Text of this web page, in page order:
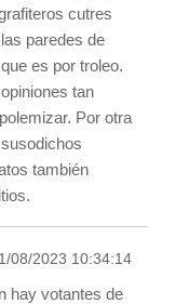
cutres
paredes de
es por troleo.
tan
Por otra
también
08/2023 10:34:14
hay votantes de